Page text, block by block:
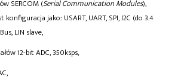
SERCOM (Serial Communication Modules),
jako: USART, UART, SPI, I2C (do 3.4
LIN slave,
12-bit ADC, 350ksps,